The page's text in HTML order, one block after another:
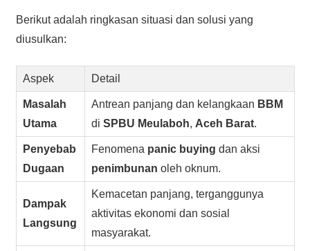
Berikut adalah ringkasan situasi dan solusi yang
diusulkan:
Aspek Detail
Masalah
Utama
Antrean panjang dan kelangkaan BBM
diSPBU Meulaboh, Aceh Barat.
Penyebab
Dugaan
Fenomena panic buying dan aksi
penimbunan oleh oknum.
Dampak
Langsung
Kemacetan panjang, terganggunya
aktivitas ekonomi dan sosial
masyarakat.